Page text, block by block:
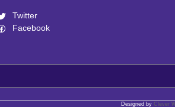
Twitter
Facebook
Designed by Clever